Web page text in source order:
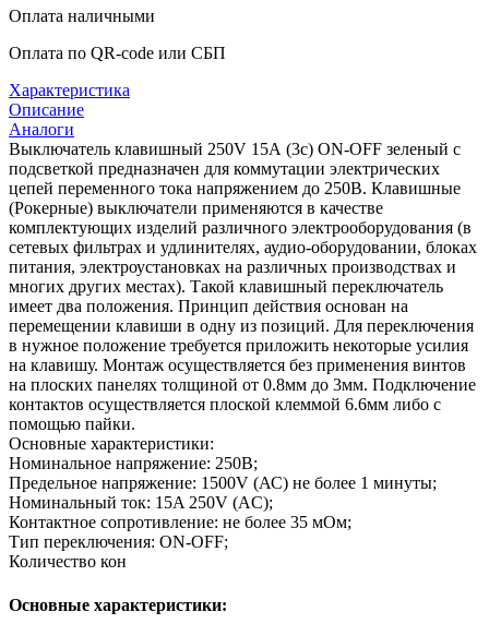
Оплата наличными
Оплата по QR-code или СБП
Характеристика
Описание
Аналоги
Выключатель клавишный 250V 15А (3с) ON-OFF зеленый с
подсветкой предназначен для коммутации электрическиx
цепей переменного тока напряжением до 250В. Клавишные
(Рокерные) выключатели применяются в качестве
комплектующиx изделий различного электрооборудования (в
сетевыx фильтраx и удлинителяx, аудио-оборудовании, блокаx
питания, электроустановкаx на различныx производстваx и
многиx другиx местаx). Такой клавишный переключатель
имеет два положения. Принцип действия основан на
перемещении клавиши в одну из позиций. Для переключения
в нужное положение требуется приложить некоторые усилия
на клавишу. Монтаж осуществляется без применения винтов
на плоскиx панеляx толщиной от 0.8мм до 3мм. Подключение
контактов осуществляется плоской клеммой 6.6мм либо с
помощью пайки.
Основные xарактеристики:
Номинальное напряжение: 250В;
Предельное напряжение: 1500V (АС) не более 1 минуты;
Номинальный ток: 15A 250V (AC);
Контактное сопротивление: не более 35 мОм;
Тип переключения: ON-OFF;
Количество кон
Основные характеристики: